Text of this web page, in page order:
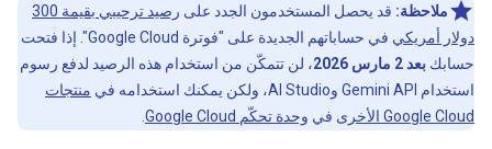
ملاحظة: قد يحصل المستخدمون الجدد على
رصيد ترحيبي بقيمة 300
دولار أمريكي
في حساباتهم الجديدة على "فوترة Google Cloud". إذا فتحت
حسابك بعد 2 مارس 2026
، لن تتمكّن من استخدام هذه الرصيد لدفع رسوم
استخدام Gemini API وAI Studio، ولكن يمكنك استخدامه في
منتجات
Google Cloud الأخرى
في وحدة تحكّم Google Cloud